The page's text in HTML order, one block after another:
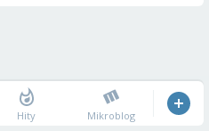
Hity Mikroblog